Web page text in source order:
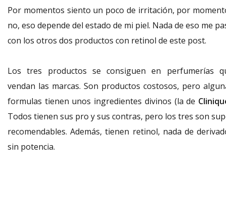
Por momentos siento un poco de irritación, por
no, eso depende del estado de mi piel. Nada de eso me
con los otros dos productos con retinol de este post.
Los tres productos se consiguen en perfumerías
vendan las marcas. Son productos costosos, pero
formulas tienen unos ingredientes divinos (la de
Todos tienen sus pro y sus contras, pero los tres son
recomendables. Además, tienen retinol, nada de
sin potencia.